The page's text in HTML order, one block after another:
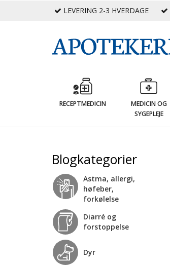
LEVERING 2-3 HVERDAGE
RECEPTMEDICIN
MEDICIN OG
SYGEPLEJE
Blogkategorier
Astma, allergi,
høfeber,
forkølelse
Diarré og
forstoppelse
Dyr